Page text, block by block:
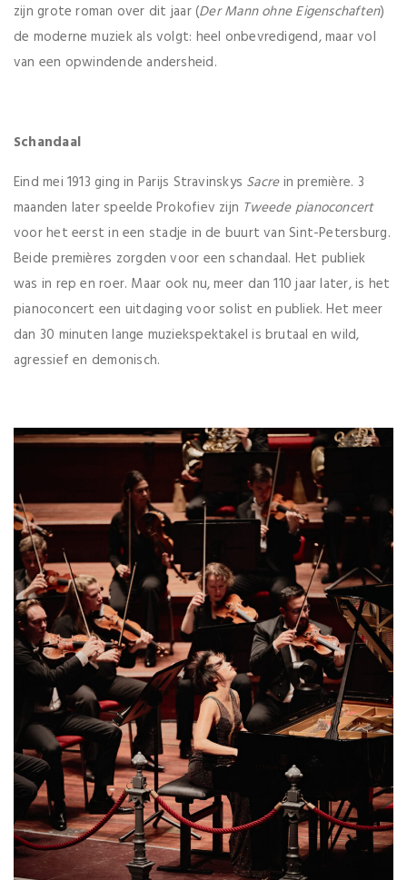
zijn grote roman over dit jaar (Der Mann ohne Eigenschaften)
de moderne muziek als volgt: heel onbevredigend, maar vol
van een opwindende andersheid.
Schandaal
Eind mei 1913 ging in Parijs Stravinskys Sacrein première. 3
maanden later speelde Prokofiev zijn Tweede pianoconcert
voor het eerst in een stadje in de buurt van Sint-Petersburg.
Beide premières zorgden voor een schandaal. Het publiek
was in rep en roer. Maar ook nu, meer dan 110 jaar later, is het
pianoconcert een uitdaging voor solist en publiek. Het meer
dan 30 minuten lange muziekspektakel is brutaal en wild,
agressief en demonisch.